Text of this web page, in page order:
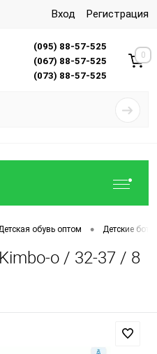
Вход Регистрация
(095) 88-57-525
(067) 88-57-525
(073) 88-57-525
0
обувь оптом • Детские
o / 32-37 / 8